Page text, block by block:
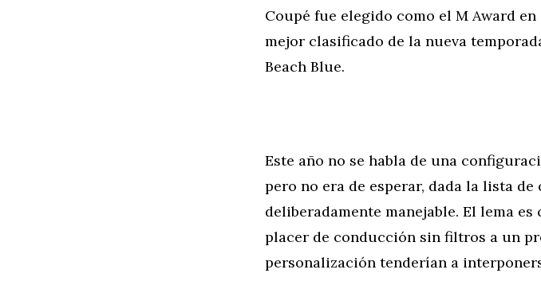
Coupé fue elegido como el M Award
mejor clasificado de la nueva
Beach Blue.
Este año no se habla de una
pero no era de esperar, dada la lista
deliberadamente manejable. El lema
placer de conducción sin filtros a un
personalización tenderían a